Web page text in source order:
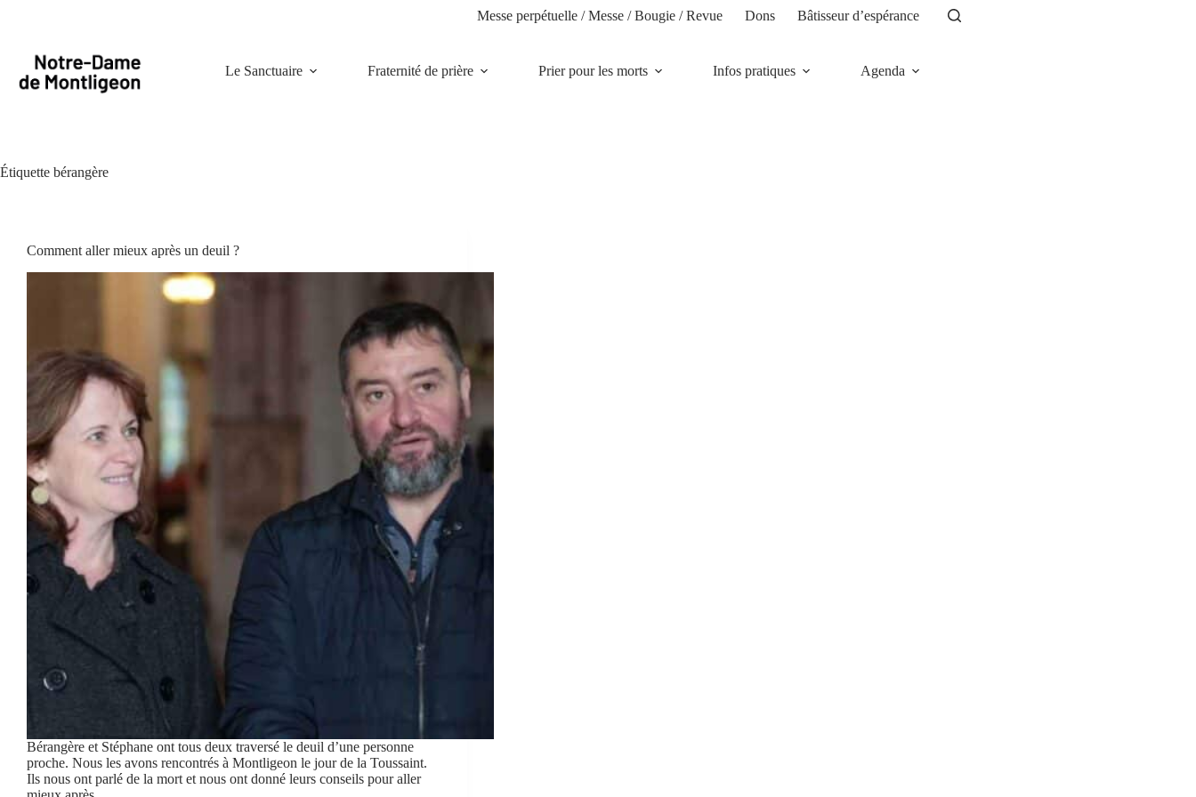
Messe perpétuelle / Messe / Bougie / Revue Dons Bâtisseur d’espérance
Le Sanctuaire Fraternité de prière Prier pour les morts Infos pratiques Agenda
Étiquette bérangère
Comment aller mieux après un deuil ?
Bérangère et Stéphane ont tous deux traversé le deuil d’une personne
proche. Nous les avons rencontrés à Montligeon le jour de la Toussaint.
Ils nous ont parlé de la mort et nous ont donné leurs conseils pour aller